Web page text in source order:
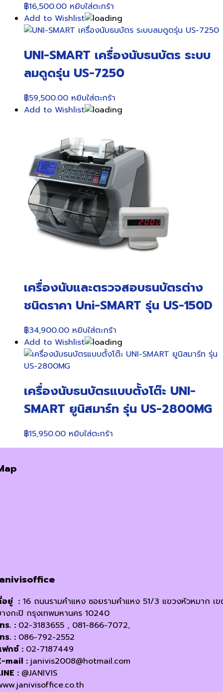
฿16,500.00 หยิบใส่ตะกร้า
Add to Wishlist
UNI-SMART เครื่องนับธนบัตร ระบบ
ลมดูดรุ่น US-7250
฿59,500.00 หยิบใส่ตะกร้า
Add to Wishlist
เครื่องนับและตรวจสอบธนบัตรต่าง
ชนิดราคา Uni-SMART รุ่น US-150D
฿34,900.00 หยิบใส่ตะกร้า
Add to Wishlist
เครื่องนับธนบัตรแบบตั้งโต๊ะ UNI-
SMART ยูนิสมาร์ท รุ่น US-2800MG
฿15,950.00 หยิบใส่ตะกร้า
อยู่ : 16 ถนนรามคำแหง ซอยรามคำแหง 51/3 แขวงหัวหมาก เ
งกะปิ กรุงเทพมหานคร 10240
ร. : 02-3183655 , 081-866-7072,
ร. : 086-792-2552
กซ์ : 02-7187449
mail : janivis2008@hotmail.com
: @JANIVIS